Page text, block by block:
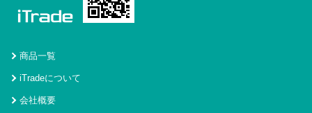
商品一覧
iTradeについて
会社概要